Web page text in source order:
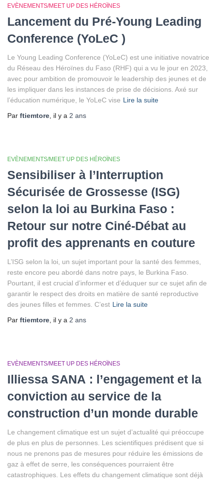
EVÈNEMENTS/MEET UP DES HÉROÏNES
Lancement du Pré-Young Leading
Conference (YoLeC )
Le Young Leading Conference (YoLeC) est une initiative novatrice
du Réseau des Héroïnes du Faso (RHF) qui a vu le jour en 2023,
avec pour ambition de promouvoir le leadership des jeunes et de
les impliquer dans les instances de prise de décisions. Axé sur
l’éducation numérique, le YoLeC vise Lire la suite
Par ftiemtore , il y a 2 ans
EVÈNEMENTS/MEET UP DES HÉROÏNES
Sensibiliser à l’Interruption
Sécurisée de Grossesse (ISG)
selon la loi au Burkina Faso :
Retour sur notre Ciné-Débat au
profit des apprenants en couture
L’ISG selon la loi, un sujet important pour la santé des femmes,
reste encore peu abordé dans notre pays, le Burkina Faso.
Pourtant, il est crucial d’informer et d’éduquer sur ce sujet afin de
garantir le respect des droits en matière de santé reproductive
des jeunes filles et femmes. C’est Lire la suite
Par ftiemtore , il y a 2 ans
EVÈNEMENTS/MEET UP DES HÉROÏNES
Illiessa SANA : l’engagement et la
conviction au service de la
construction d’un monde durable
Le changement climatique est un sujet d’actualité qui préoccupe
de plus en plus de personnes. Les scientifiques prédisent que si
nous ne prenons pas de mesures pour réduire les émissions de
gaz à effet de serre, les conséquences pourraient être
catastrophiques. Les effets du changement climatique sont déjà